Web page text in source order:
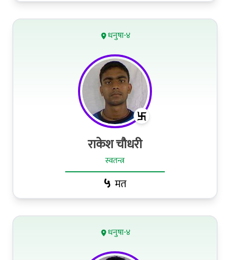
धनुषा-४
राकेश चौधरी
स्वतन्त्र
५ मत
धनुषा-४